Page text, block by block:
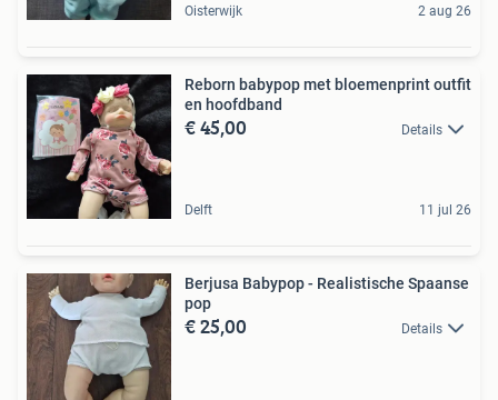
Oisterwijk 2 aug 26
Reborn babypop met bloemenprint outfit
en hoofdband
€ 45,00 Details
Delft 11 jul 26
Berjusa Babypop - Realistische Spaanse
pop
€ 25,00 Details